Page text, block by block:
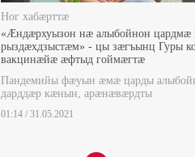
Ног хабæрттæ
«Æндæрхуызон нæ алыбойнон цардмæ
рыздæхдзыстæм» - цы зæгъынц Гуры
вакцинæйæ æфтыд гоймæгтæ
Пандемийы фæуын æмæ царды
дарддæр кæнын, арæнæвæрдты
01:14 / 31.05.2021